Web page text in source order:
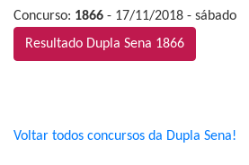
Concurso: 1866 - 17/11/2018 - sábado
Resultado Dupla Sena 1866
Voltar todos concursos da Dupla Sena!